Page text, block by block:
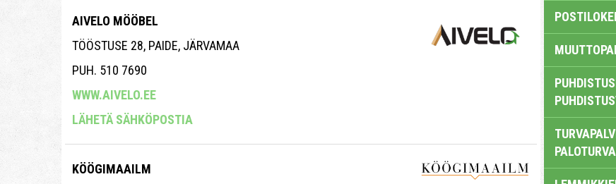
AIVELO MÖÖBEL
TÖÖSTUSE 28, PAIDE, JÄRVAMAA
PUH. 510 7690
WWW.AIVELO.EE
LÄHETÄ SÄHKÖPOSTIA
KÖÖGIMAAILM